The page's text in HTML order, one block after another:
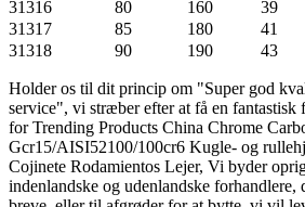
31316
80 160 39
31317
85 180 41
31318
90 190 43
Holder os til dit princip om "Super god
service", vi stræber efter at få en fantastisk
for Trending Products China Chrome
Gcr15/AISI52100/100cr6 Kugle- og
Cojinete Rodamientos Lejer, Vi byder
indenlandske og udenlandske forhandlere,